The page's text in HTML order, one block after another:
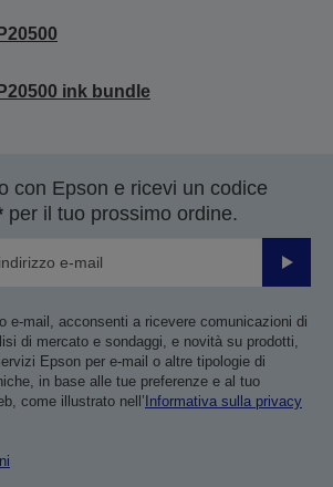
ink bundle
con Epson e ricevi un codice
per il tuo prossimo ordine.
Invia
e-mail, acconsenti a ricevere comunicazioni di
di mercato e sondaggi, e novità su prodotti,
Epson per e-mail o altre tipologie di
in base alle tue preferenze e al tuo
come illustrato nell’ Informativa sulla privacy